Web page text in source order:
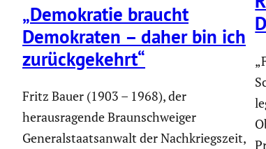
„Demokratie braucht
Demokraten – daher bin ich
zurück­ge­kehrt“
Fritz Bauer (1903 – 1968), der
herausragende Braunschweiger
Generalstaatsanwalt der Nachkriegszeit,